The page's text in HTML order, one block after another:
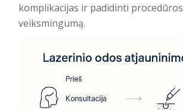
komplikacijas ir padidinti procedūros
veiksmingumą.